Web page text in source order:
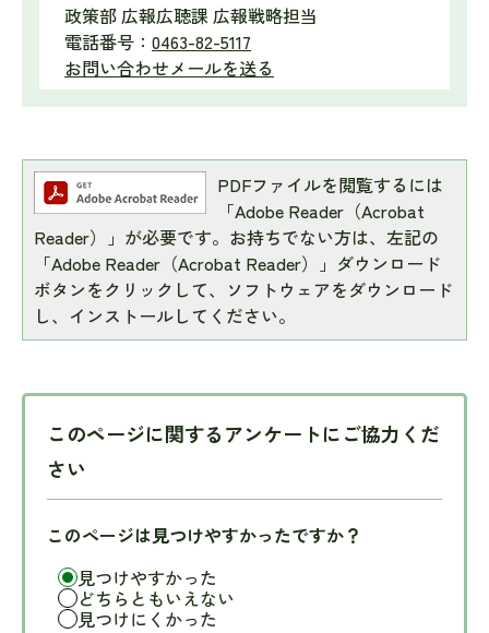
政策部 広報広聴課 広報戦略担当
電話番号： 0463-82-5117
お問い合わせメールを送る
PDFファイルを閲覧するには
「Adobe Reader（Acrobat
Reader）」が必要です。お持ちでない方は、左記の
「Adobe Reader（Acrobat Reader）」ダウンロード
ボタンをクリックして、ソフトウェアをダウンロード
し、インストールしてください。
このページに関するアンケートにご協力くだ
さい
このページは見つけやすかったですか？
見つけやすかった
どちらともいえない
見つけにくかった